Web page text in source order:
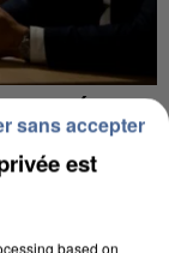
UN ÉLAN
est
based on
sans accepter